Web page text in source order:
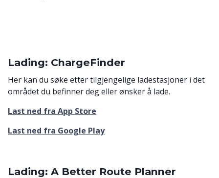
Lading: ChargeFinder
Her kan du søke etter tilgjengelige ladestasjoner i det
området du befinner deg eller ønsker å lade.
Last ned fra App Store
Last ned fra Google Play
Lading: A Better Route Planner